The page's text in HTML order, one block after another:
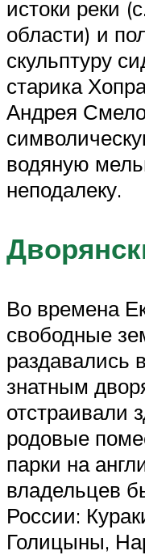
истоки реки
области) и
скульптуру
старика
Андрея
водяную
неподалеку.
Во времена
свободные
раздавались
знатным
отстраивали
родовые
парки на
владельцев
России:
Голицыны,